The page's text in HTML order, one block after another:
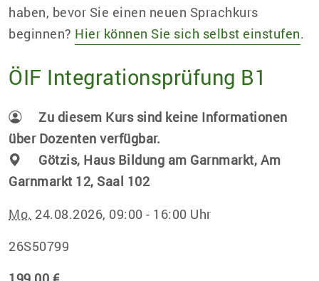
haben, bevor Sie einen neuen Sprachkurs
beginnen? Hier können Sie sich selbst einstufen.
ÖIF Integrationsprüfung B1
Zu diesem Kurs sind keine Informationen
über Dozenten verfügbar.
Götzis, Haus Bildung am Garnmarkt, Am
Garnmarkt 12, Saal 102
Mo. 24.08.2026, 09:00 - 16:00 Uhr
26S50799